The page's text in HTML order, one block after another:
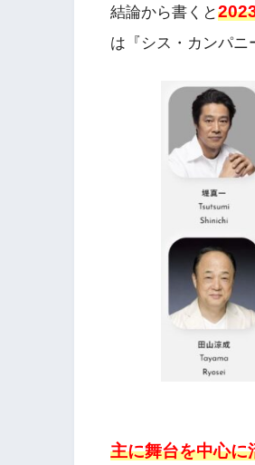
結論から書くと
は『シス・カンパニ
主に舞台を中心に